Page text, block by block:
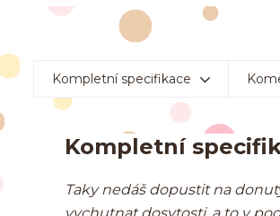
Kompletní specifikace
Kompletní
Taky nedáš dopustit na